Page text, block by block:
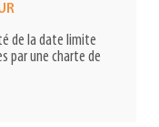
de la date limite
par une charte de